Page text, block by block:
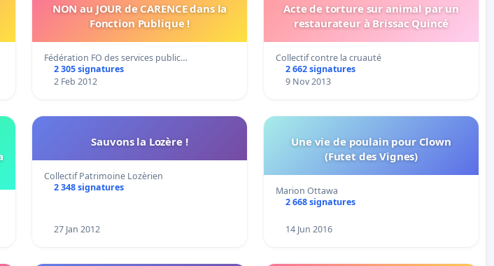
NON au JOUR de CARENCE dans la
Fonction Publique !
Fédération FO des services public…
2 305 signatures
2 Feb 2012
Acte de torture sur animal par un
restaurateur à Brissac Quincé
Collectif contre la cruauté
2 662 signatures
9 Nov 2013
Sauvons la Lozère !
Collectif Patrimoine Lozèrien
2 348 signatures
27 Jan 2012
Une vie de poulain pour Clown
(Futet des Vignes)
Marion Ottawa
2 668 signatures
14 Jun 2016